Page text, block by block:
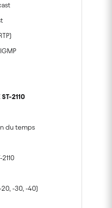
ST-2110
du temps
20, -30, -40)